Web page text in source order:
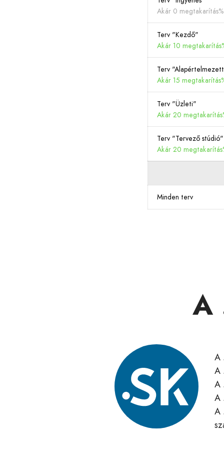
Akár 0 megtakarítás%
Terv "Kezdő"
Akár 10
Terv
Akár 15
Terv "Üzleti"
Akár 20
Terv "Tervező stúdió"
Akár 20
Minden terv
A
A
A
A
A
A